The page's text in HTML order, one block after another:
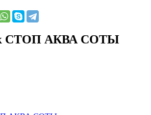
СТОП АКВА СОТЫ